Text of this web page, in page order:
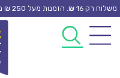
Skip
content
משלוח רק 16 ₪. הזמנות מעל 250 ₪ משלוח נק’ איסוף חינם